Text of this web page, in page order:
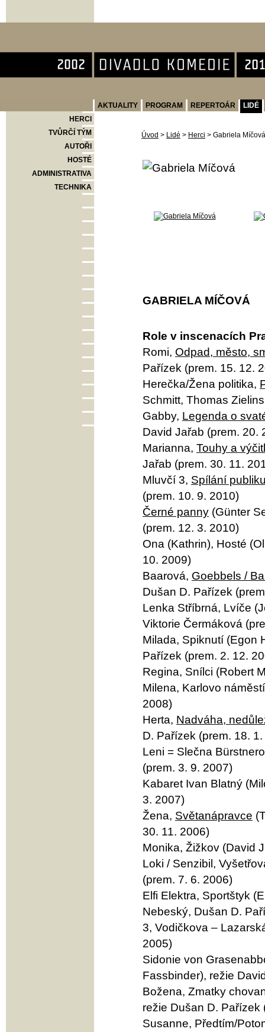
AKTUALITY PROGRAM REPERTOÁR
LIDÉ
HERCI
TVŮRČÍ TÝM
AUTOŘI
HOSTÉ
ADMINISTRATIVA
TECHNIKA
Úvod > Lidé > Herci > Gabriela Míčová
GABRIELA MÍČOVÁ
Role v inscenacích
Romi, Odpad, město,
Pařízek (prem. 15. 12.
Herečka/Žena politika,
Schmitt, Thomas
Gabby, Legenda o
David Jařab (prem. 20.
Marianna, Touhy a
Jařab (prem. 30. 11.
Mluvčí 3, Spílání
(prem. 10. 9. 2010)
Černé panny (Günter
(prem. 12. 3. 2010)
Ona (Kathrin), Hosté
10. 2009)
Baarová, Goebbels /
Dušan D. Pařízek
Lenka Stříbrná, Lvíče
Viktorie Čermáková
Milada, Spiknutí (Egon
Pařízek (prem. 2. 12.
Regina, Snílci (Robert
Milena, Karlovo
2008)
Herta, Nadváha,
D. Pařízek (prem. 18.
Leni = Slečna
(prem. 3. 9. 2007)
Kabaret Ivan Blatný
3. 2007)
Žena, Světanápravce
30. 11. 2006)
Monika, Žižkov (David
Loki / Senzibil,
(prem. 7. 6. 2006)
Elfi Elektra, Sportštyk
Nebeský, Dušan D.
3, Vodičkova –
2005)
Sidonie von
Fassbinder), režie
Božena, Zmatky
režie Dušan D. Pařízek
Susanne, Předtím/